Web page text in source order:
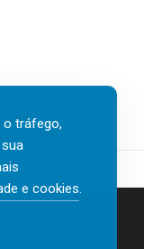
o tráfego,
e cookies.